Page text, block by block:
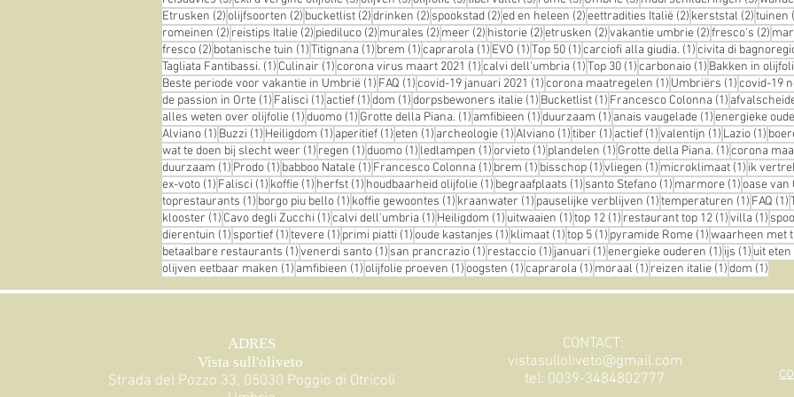
Etrusken (2)2 posts
olijfsoorten (2) 2 posts
bucketlist (2)2 posts
drinken (2) 2 posts
spookstad (2)2 posts
ed en heleen (2)2 posts
eettradities Italië (2) 2 posts
kerststal (2)2 posts
tuinen
romeinen (2) 2 posts
reistips Italie (2) 2 posts
piediluco (2) 2 posts
murales (2) 2 posts
meer (2) 2 posts
historie (2)2 posts
etrusken (2)2 posts
vakantie umbrie (2)2 posts
fresco's (2) 2
fresco (2) 2 posts
botanische tuin (1)1 post
Titignana (1) 1 post
brem (1)1 post
caprarola (1) 1 post
EVO (1)1 post
Top 50 (1)1 post
carciofi alla giudia. (1)1 post
civita di
Tagliata Fantibassi. (1) 1 post
Culinair (1)1 post
corona virus maart 2021 (1)1 post
calvi dell'umbria (1)1 post
Top 30 (1)1 post
carbonaio (1) 1 post
Bakken in
Beste periode voor vakantie in Umbrië (1) 1 post
FAQ (1)1 post
covid-19 januari 2021 (1)1 post
corona maatregelen (1) 1 post
Umbriërs (1)1 post
covid-19
de passion in Orte (1) 1 post
Falisci (1) 1 post
actief (1)1 post
dom (1)1 post
dorpsbewoners italie (1) 1 post
Bucketlist (1) 1 post
Francesco Colonna (1) 1 post
alles weten over olijfolie (1)1 post
duomo (1) 1 post
Grotte della Piana. (1) 1 post
amfibieen (1)1 post
duurzaam (1) 1 post
anais vaugelade (1)1 post
energieke
Alviano (1) 1 post
Buzzi (1) 1 post
Heiligdom (1) 1 post
aperitief (1)1 post
eten (1) 1 post
archeologie (1)1 post
Alviano (1)1 post
tiber (1) 1 post
actief (1)1 post
valentijn (1) 1 post
Lazio (1) 1
wat te doen bij slecht weer (1) 1 post
regen (1)1 post
duomo (1) 1 post
ledlampen (1)1 post
orvieto (1) 1 post
plandelen (1) 1 post
Grotte della Piana. (1)1 post
corona
duurzaam (1) 1 post
Prodo (1) 1 post
babboo Natale (1) 1 post
Francesco Colonna (1) 1 post
brem (1) 1 post
bisschop (1)1 post
vliegen (1) 1 post
microklimaat (1) 1 post
ik
ex-voto (1) 1 post
Falisci (1) 1 post
koffie (1) 1 post
herfst (1) 1 post
houdbaarheid olijfolie (1) 1 post
begraafplaats (1) 1 post
santo Stefano (1) 1 post
marmore (1)1 post
oase van
toprestaurants (1) 1 post
borgo piu bello (1) 1 post
koffie gewoontes (1) 1 post
kraanwater (1) 1 post
pauselijke verblijven (1)1 post
temperaturen (1) 1 post
FAQ (1)
klooster (1) 1 post
Cavo degli Zucchi (1)1 post
calvi dell'umbria (1) 1 post
Heiligdom (1) 1 post
uitwaaien (1)1 post
top 12 (1) 1 post
restaurant top 12 (1)1 post
villa (1) 1
dierentuin (1) 1 post
sportief (1)1 post
tevere (1) 1 post
primi piatti (1)1 post
oude kastanjes (1) 1 post
klimaat (1)1 post
top 5 (1) 1 post
pyramide Rome (1)1 post
waarheen met
betaalbare restaurants (1)1 post
venerdi santo (1) 1 post
san prancrazio (1) 1 post
restaccio (1) 1 post
januari (1)1 post
energieke ouderen (1) 1 post
ijs (1) 1 post
uit eten
olijven eetbaar maken (1) 1 post
amfibieen (1)1 post
olijfolie proeven (1)1 post
oogsten (1)1 post
caprarola (1) 1 post
moraal (1) 1 post
reizen italie (1)1 post
dom (1)
ADRES
Vista sull'oliveto
Strada del Pozzo 33, 05030 Poggio di Otricoli
CONTACT:
vistasulloliveto@gmail.com
tel: 0039-3484802777